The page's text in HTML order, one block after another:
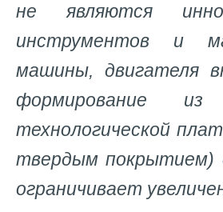
не являются
инструментов и
машины, двигателя
формирование
технологической
твердым покрытием)
ограничивает